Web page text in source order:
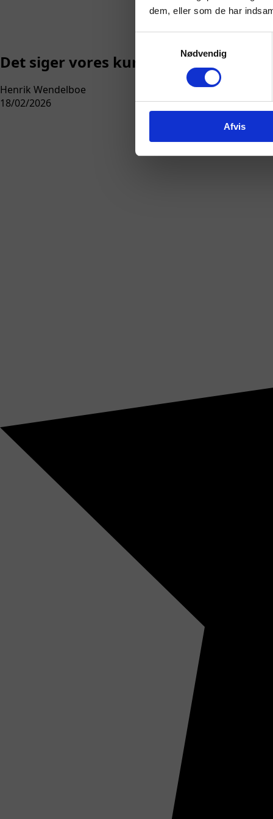
dem, eller som de har
Nødvendig
Afvis
Det siger vores kunder
Henrik Wendelboe
18/02/2026